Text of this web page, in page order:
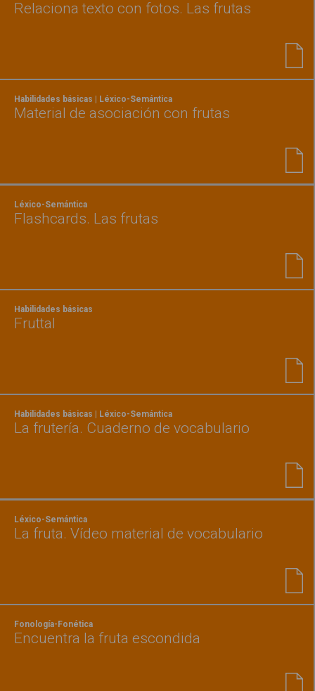
Relaciona texto con fotos. Las frutas
Habilidades básicas | Léxico-Semántica
Material de asociación con frutas
Léxico-Semántica
Flashcards. Las frutas
Habilidades básicas
Fruttal
Habilidades básicas | Léxico-Semántica
La frutería. Cuaderno de vocabulario
Léxico-Semántica
La fruta. Vídeo material de vocabulario
Fonología-Fonética
Encuentra la fruta escondida